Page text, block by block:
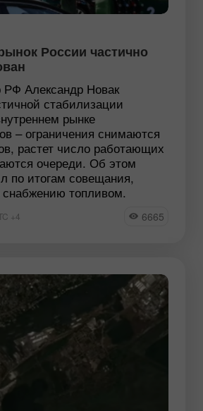
России частично
Александр Новак
стабилизации
рынке
– ограничения снимаются
растет число работающих
очереди. Об этом
по итогам совещания,
снабжению топливом.
+4 6665